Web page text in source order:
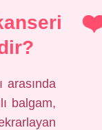
arasında
balgam,